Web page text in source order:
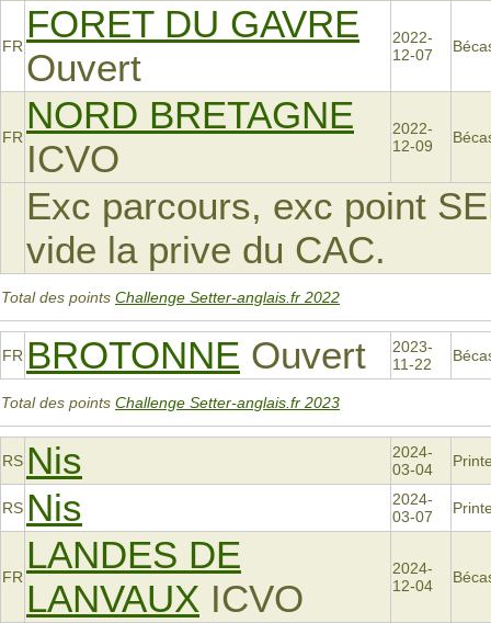
FR
FORET DU GAVRE
Ouvert
2022-
12-07
FR
NORD BRETAGNE
ICVO
2022-
12-09
Exc parcours, exc point
vide la prive du CAC.
Total des points Challenge Setter-anglais.fr 2022
FR BROTONNE Ouvert
2023-
11-22
Total des points Challenge Setter-anglais.fr 2023
RS Nis
2024-
03-04
RS Nis
2024-
03-07
FR
LANDES DE
LANVAUX ICVO
2024-
12-04